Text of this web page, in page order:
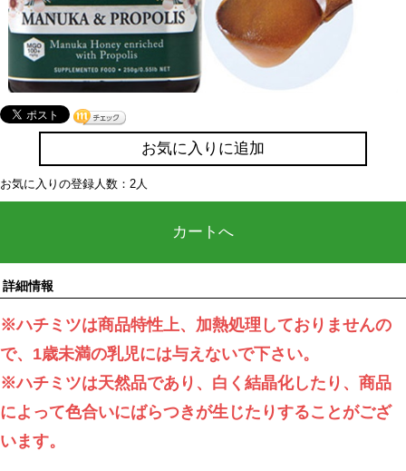
お気に入りに追加
お気に入りの登録人数：2人
カートへ
詳細情報
※ハチミツは商品特性上、加熱処理しておりませんの
で、1歳未満の乳児には与えないで下さい。
※ハチミツは天然品であり、白く結晶化したり、商品
によって色合いにばらつきが生じたりすることがござ
います。